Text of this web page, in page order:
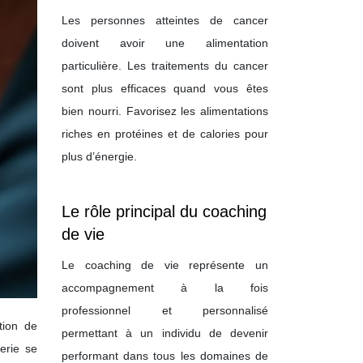
de
se
Les personnes atteintes de cancer
doivent avoir une alimentation
particulière. Les traitements du cancer
sont plus efficaces quand vous êtes
bien nourri. Favorisez les alimentations
riches en protéines et de calories pour
plus d’énergie.
Le rôle principal du coaching
de vie
Le coaching de vie représente un
accompagnement à la fois
professionnel et personnalisé
permettant à un individu de devenir
performant dans tous les domaines de